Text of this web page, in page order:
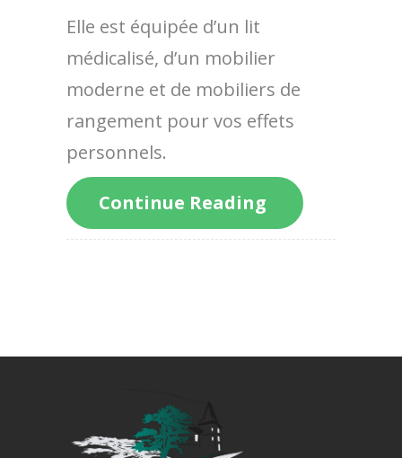
Elle est équipée d’un lit
médicalisé, d’un mobilier
moderne et de mobiliers de
rangement pour vos effets
personnels.
Continue Reading